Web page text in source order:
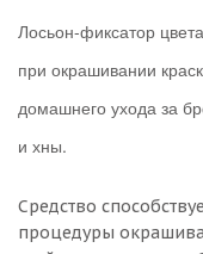
Лосьон-фиксатор
при окрашивании
домашнего ухода за
и хны.
Средство
процедуры